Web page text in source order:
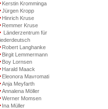
Kerstin Kromminga
Jürgen Kropp
Hinrich Kruse
Remmer Kruse
Länderzentrum für
Robert Langhanke
Birgit Lemmermann
Boy Lornsen
Harald Maack
Eleonora Mavromati
Anja Meyfarth
Annalena Möller
Werner Momsen
Ina Müller